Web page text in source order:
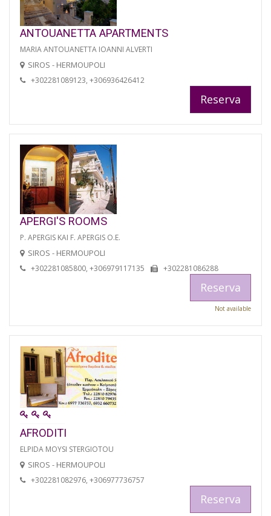
ANTOUANETTA APARTMENTS
MARIA ANTOUANETTA IOANNI ALVERTI
SIROS - HERMOUPOLI
+302281089123, +306936426412
Reserva
APERGI'S ROOMS
P. APERGIS KAI F. APERGIS O.E.
SIROS - HERMOUPOLI
+302281085800, +306979117135 +302281086288
Reserva
Not available
AFRODITI
ELPIDA MOYSI STERGIOTOU
SIROS - HERMOUPOLI
+302281082976, +306977736757
Reserva